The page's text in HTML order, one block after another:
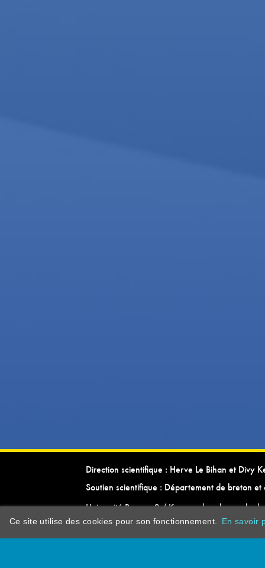
Direction scientifique : Herve Le Bihan et Divy
Soutien scientifique : Département de breton et
Université Rennes 2 / Kevrenn brezhoneg ha
Ce site utilise des cookies pour son fonctionnement. En savoir